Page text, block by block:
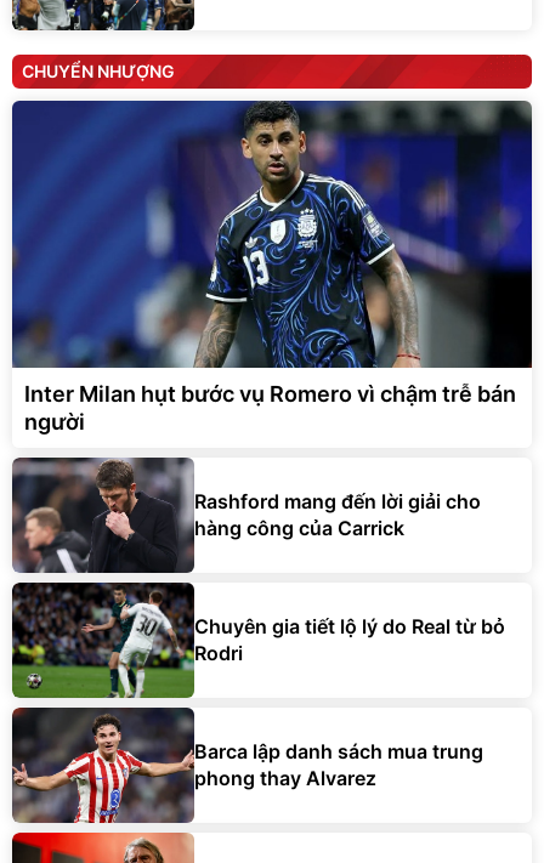
CHUYỂN NHƯỢNG
Inter Milan hụt bước vụ Romero vì chậm trễ bán
người
Rashford mang đến lời giải cho
hàng công của Carrick
Chuyên gia tiết lộ lý do Real từ bỏ
Rodri
Barca lập danh sách mua trung
phong thay Alvarez